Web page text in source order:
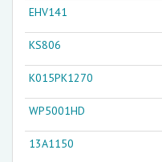
EHV141
KS806
K015PK1270
WP5001HD
13A1150